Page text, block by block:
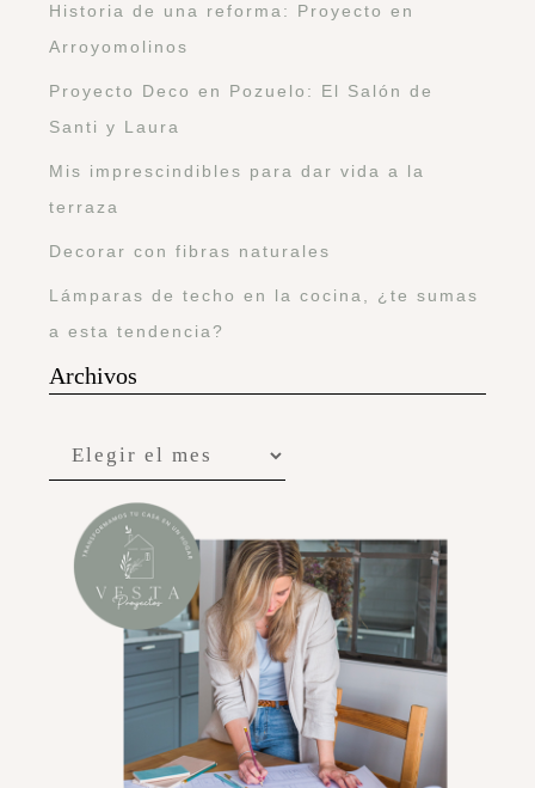
Historia de una reforma: Proyecto en
Arroyomolinos
Proyecto Deco en Pozuelo: El Salón de
Santi y Laura
Mis imprescindibles para dar vida a la
terraza
Decorar con fibras naturales
Lámparas de techo en la cocina, ¿te sumas
a esta tendencia?
Archivos